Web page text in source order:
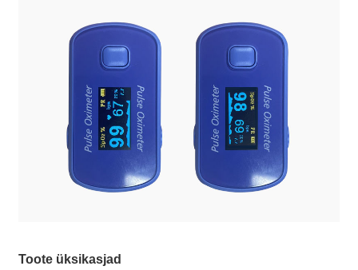
Toote üksikasjad